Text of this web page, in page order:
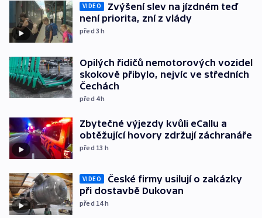
VIDEO
Zvýšení slev na jízdném teď
není priorita, zní z vlády
před 3h
Opilých řidičů nemotorových vozidel
skokově přibylo, nejvíc ve středních
Čechách
před 4h
Zbytečné výjezdy kvůli eCallu a
obtěžující hovory zdržují záchranáře
před 13 h
VIDEO
České firmy usilují o zakázky
při dostavbě Dukovan
před 14h